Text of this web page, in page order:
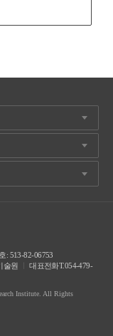
: 513-82-06753
술원
대표전화T.054-479-
Institute. All Rights